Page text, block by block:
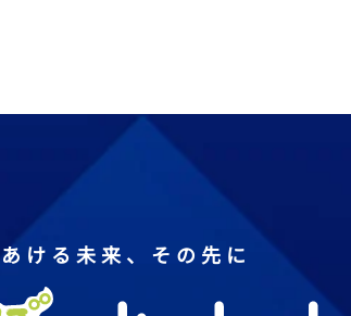
あける未来、その先に